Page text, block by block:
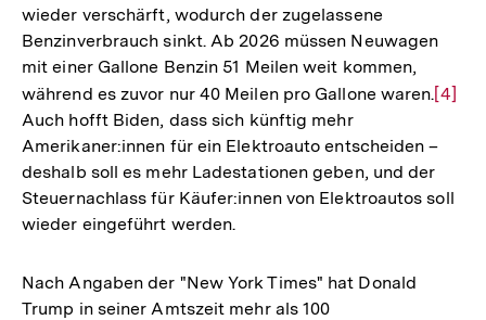
wieder verschärft, wodurch der zugelassene
Benzinverbrauch sinkt. Ab 2026 müssen Neuwagen
mit einer Gallone Benzin 51 Meilen weit kommen,
während es zuvor nur 40 Meilen pro Gallone waren.Zur
der
[4]
Auch hofft Biden, dass sich künftig mehr
Amerikaner:innen für ein Elektroauto entscheiden –
deshalb soll es mehr Ladestationen geben, und der
Steuernachlass für Käufer:innen von Elektroautos soll
wieder eingeführt werden.
Nach Angaben der "New York Times" hat Donald
Trump in seiner Amtszeit mehr als 100